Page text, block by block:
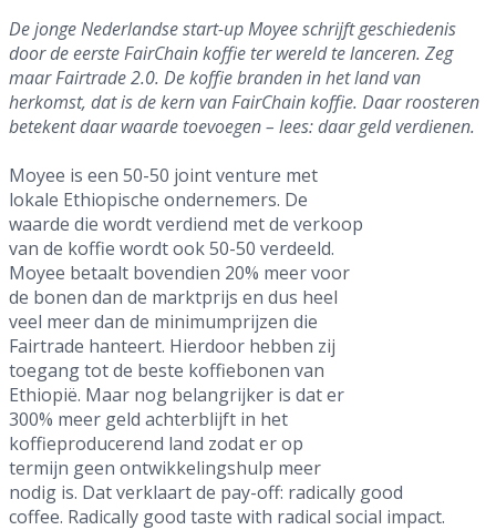
De jonge Nederlandse start-up Moyee schrijft geschiedenis
door de eerste FairChain koffie ter wereld te lanceren. Zeg
maar Fairtrade 2.0. De koffie branden in het land van
herkomst, dat is de kern van FairChain koffie. Daar roosteren
betekent daar waarde toevoegen – lees: daar geld verdienen.
Moyee is een 50-50 joint venture met
lokale Ethiopische ondernemers. De
waarde die wordt verdiend met de verkoop
van de koffie wordt ook 50-50 verdeeld.
Moyee betaalt bovendien 20% meer voor
de bonen dan de marktprijs en dus heel
veel meer dan de minimumprijzen die
Fairtrade hanteert. Hierdoor hebben zij
toegang tot de beste koffiebonen van
Ethiopië. Maar nog belangrijker is dat er
300% meer geld achterblijft in het
koffieproducerend land zodat er op
termijn geen ontwikkelingshulp meer
nodig is. Dat verklaart de pay-off: radically good
coffee. Radically good taste with radical social impact.